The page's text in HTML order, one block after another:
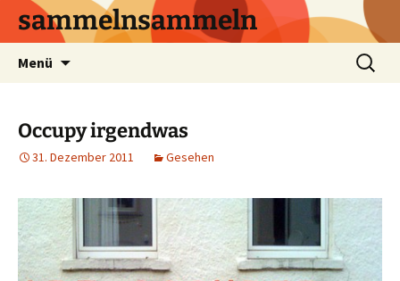
sammelnsammeln
Menü
Suchen
nach:
Occupy irgendwas
31. Dezember 2011 Gesehen